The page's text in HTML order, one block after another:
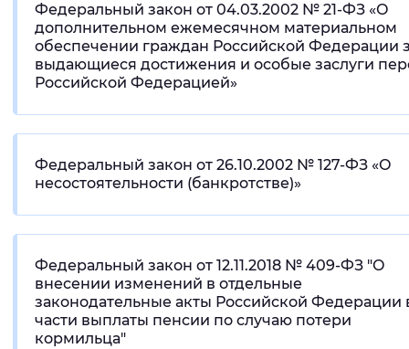
Федеральный закон от 04.03.2002 № 21-ФЗ «О
дополнительном ежемесячном материальном
обеспечении граждан Российской Федерации
выдающиеся достижения и особые заслуги
Российской Федерацией»
Федеральный закон от 26.10.2002 № 127-ФЗ «О
несостоятельности (банкротстве)»
Федеральный закон от 12.11.2018 № 409-ФЗ "О
внесении изменений в отдельные
законодательные акты Российской Федерации
части выплаты пенсии по случаю потери
кормильца"